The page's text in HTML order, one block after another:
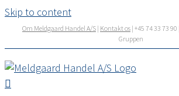
Skip to content
Om Meldgaard Handel A/S | Kontakt os | +45 74 33 73
Gruppen